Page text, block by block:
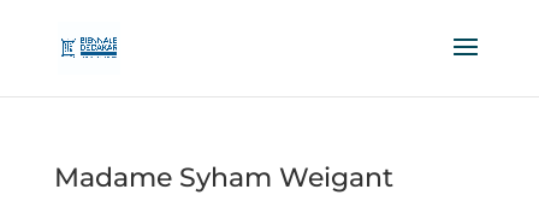
Madame Syham Weigant